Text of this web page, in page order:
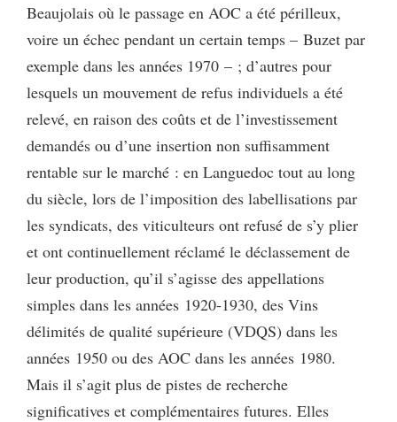
Beaujolais où le passage en AOC a été périlleux,
voire un échec pendant un certain temps – Buzet par
exemple dans les années 1970 – ; d’autres pour
lesquels un mouvement de refus individuels a été
relevé, en raison des coûts et de l’investissement
demandés ou d’une insertion non suffisamment
rentable sur le marché : en Languedoc tout au long
du siècle, lors de l’imposition des labellisations par
les syndicats, des viticulteurs ont refusé de s’y plier
et ont continuellement réclamé le déclassement de
leur production, qu’il s’agisse des appellations
simples dans les années 1920-1930, des Vins
délimités de qualité supérieure (VDQS) dans les
années 1950 ou des AOC dans les années 1980.
Mais il s’agit plus de pistes de recherche
significatives et complémentaires futures. Elles